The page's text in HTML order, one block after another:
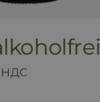
НДС